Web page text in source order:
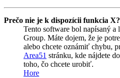
Prečo nie je k dispozícii funkcia X?
Tento software bol napísaný
Group. Máte dojem, že je
alebo chcete oznámiť chybu,
Area51 stránku, kde nájdete
toho, čo chcete urobiť.
Hore